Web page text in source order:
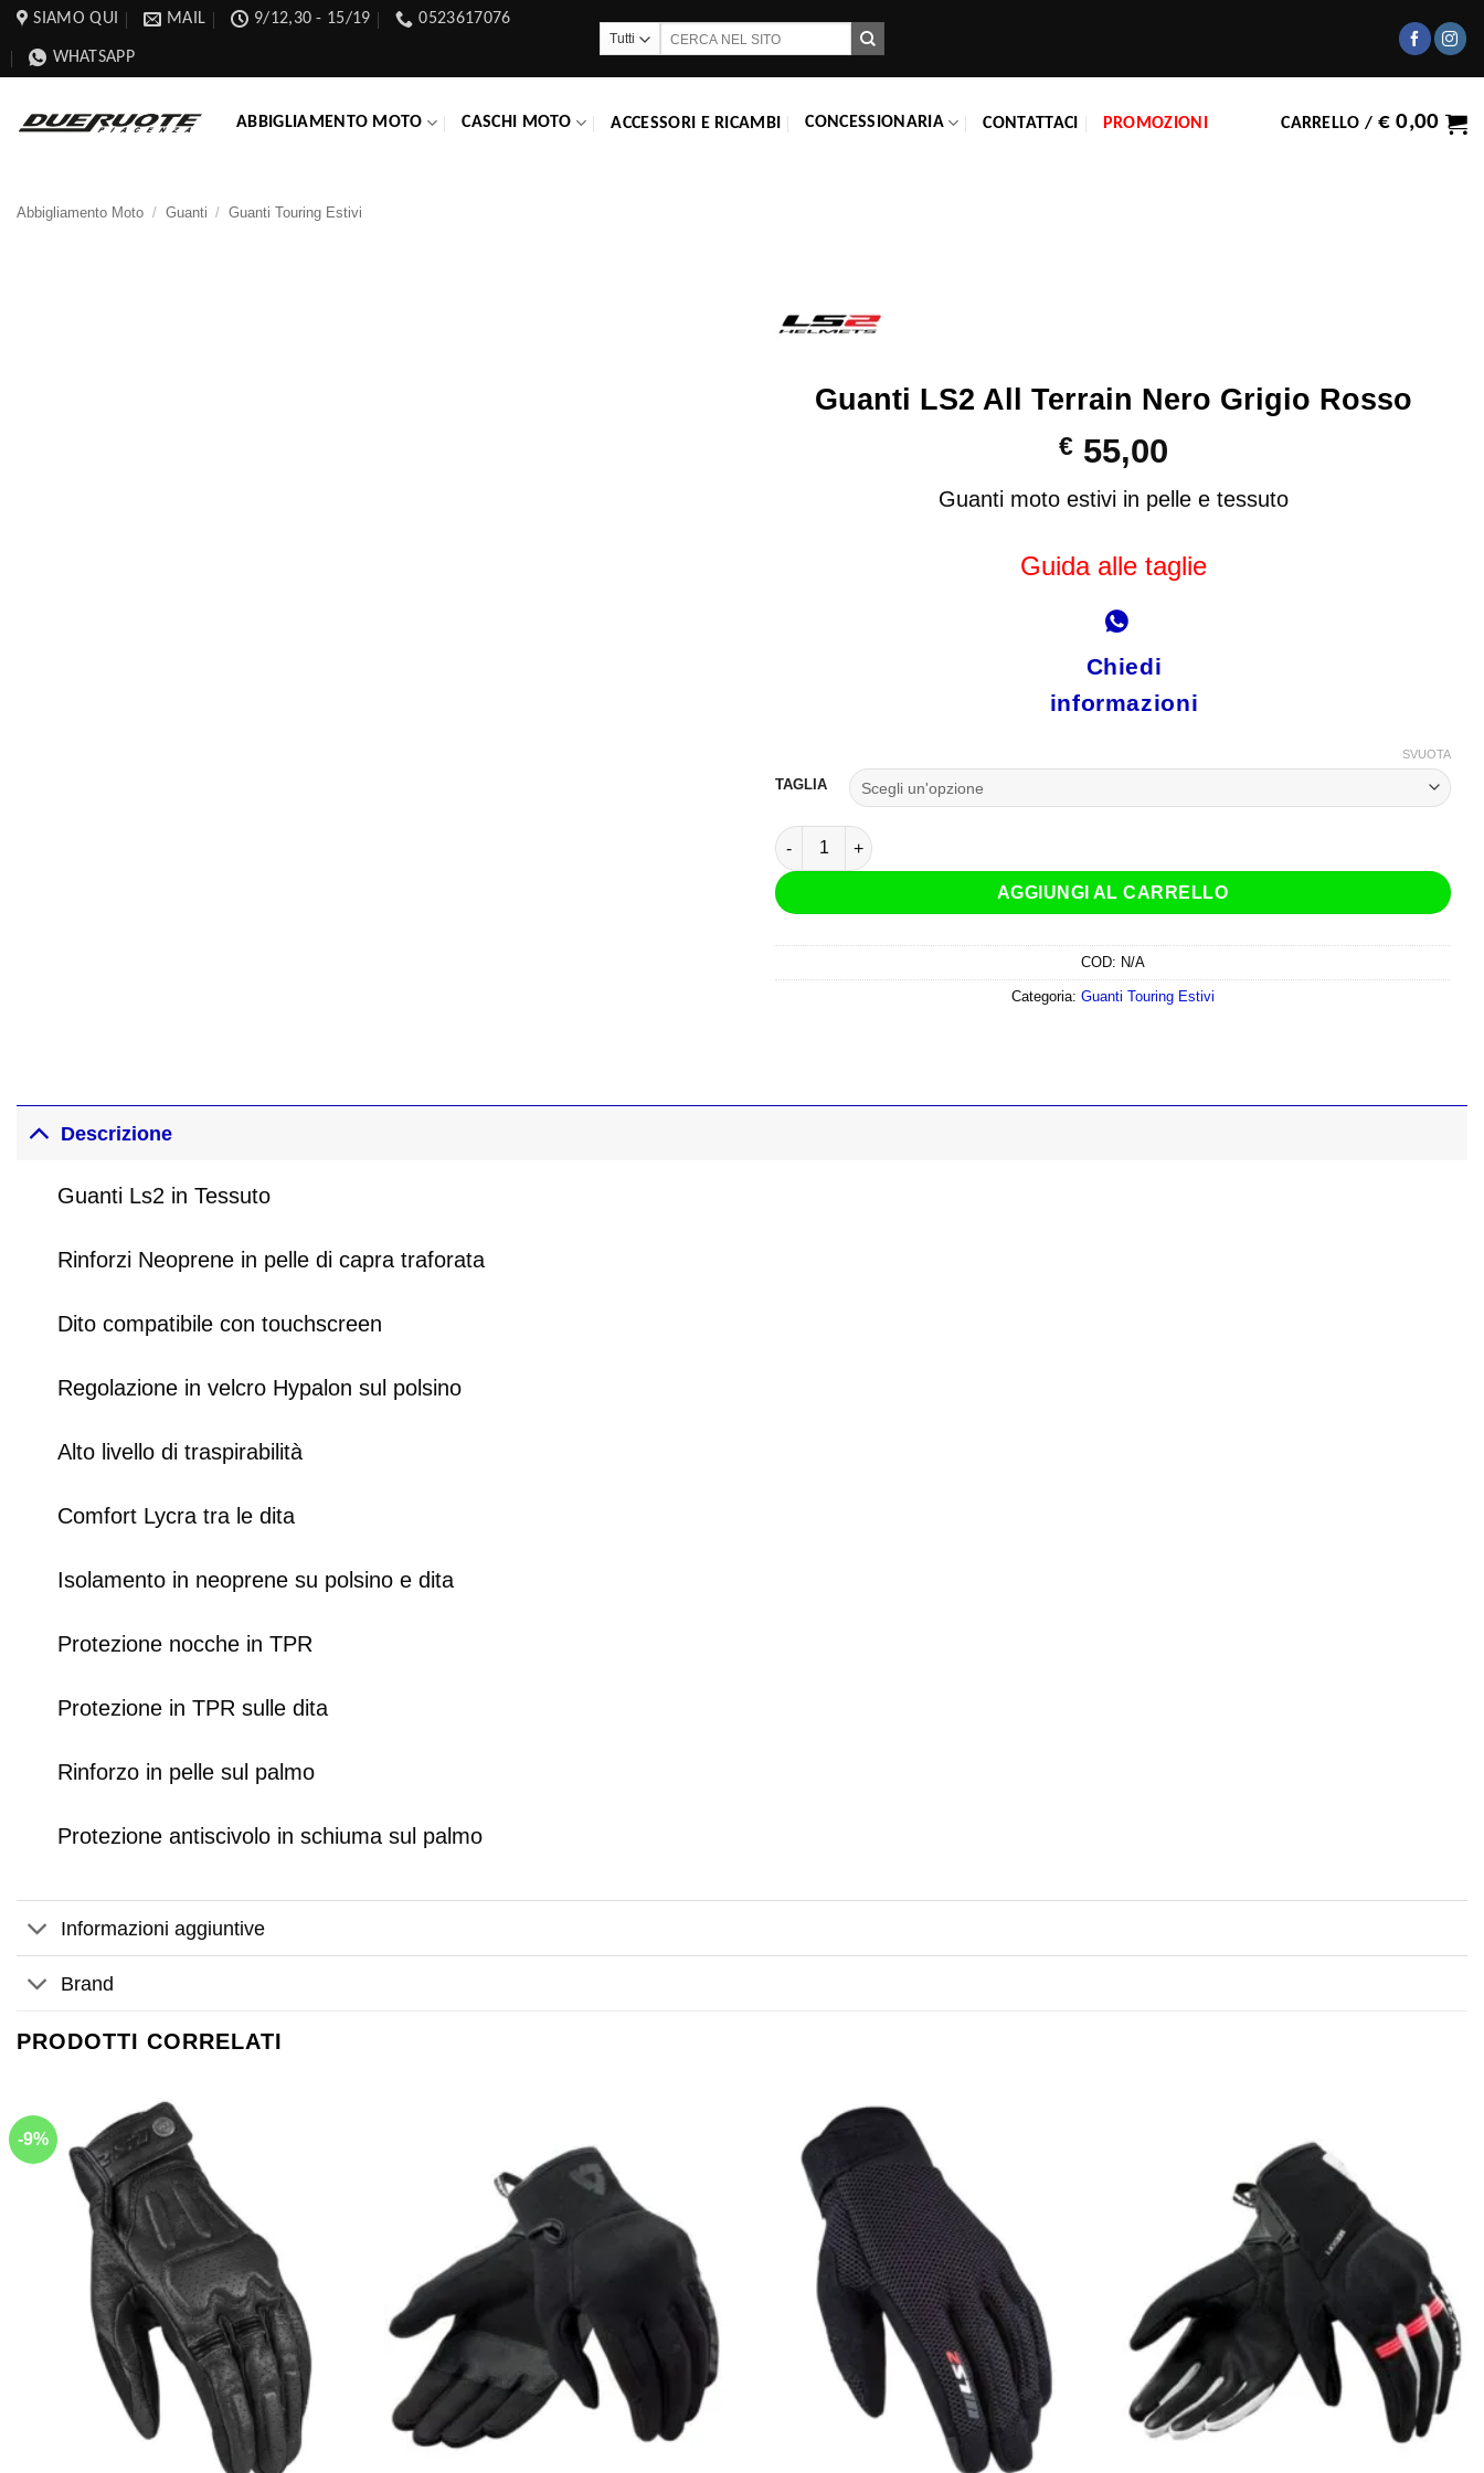
Salta
contenuti
SIAMO QUI MAIL 9/12,30 - 15/19 0523617076
WHATSAPP
ABBIGLIAMENTO MOTO CASCHI MOTO ACCESSORI E RICAMBI CONCESSIONARIA CONTATTACI PROMOZIONI CARRELLO / € 0,00
Abbigliamento Moto / Guanti / Guanti Touring Estivi
Guanti LS2 All Terrain Nero Grigio Rosso
€55,00
Guanti moto estivi in pelle e tessuto
Guida alle taglie
Chiedi
informazioni
TAGLIA
SVUOTA
Guanti LS2 All Terrain Nero Grigio Rosso quantità
AGGIUNGI AL CARRELLO
COD: N/A
Categoria: Guanti Touring Estivi
Descrizione
Guanti Ls2 in Tessuto
Rinforzi Neoprene in pelle di capra traforata
Dito compatibile con touchscreen
Regolazione in velcro Hypalon sul polsino
Alto livello di traspirabilità
Comfort Lycra tra le dita
Isolamento in neoprene su polsino e dita
Protezione nocche in TPR
Protezione in TPR sulle dita
Rinforzo in pelle sul palmo
Protezione antiscivolo in schiuma sul palmo
Informazioni aggiuntive
Brand
PRODOTTI CORRELATI
-9%